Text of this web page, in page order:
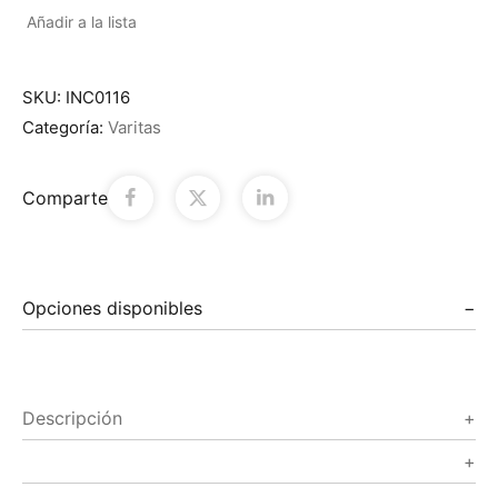
Añadir a la lista
SKU: INC0116
Categoría: Varitas
Comparte
Opciones disponibles
Descripción